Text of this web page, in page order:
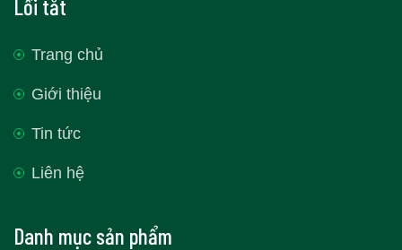
Lối tắt
Trang chủ
Giới thiệu
Tin tức
Liên hệ
Danh mục sản phẩm